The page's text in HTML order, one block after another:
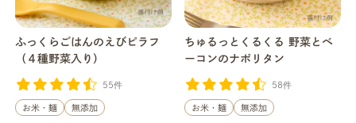
ふっくらごはんのえびピラフ
（４種野菜入り）
55件
お米・麺 無添加
ちゅるっとくるくる 野菜とベ
ーコンのナポリタン
58件
お米・麺 無添加